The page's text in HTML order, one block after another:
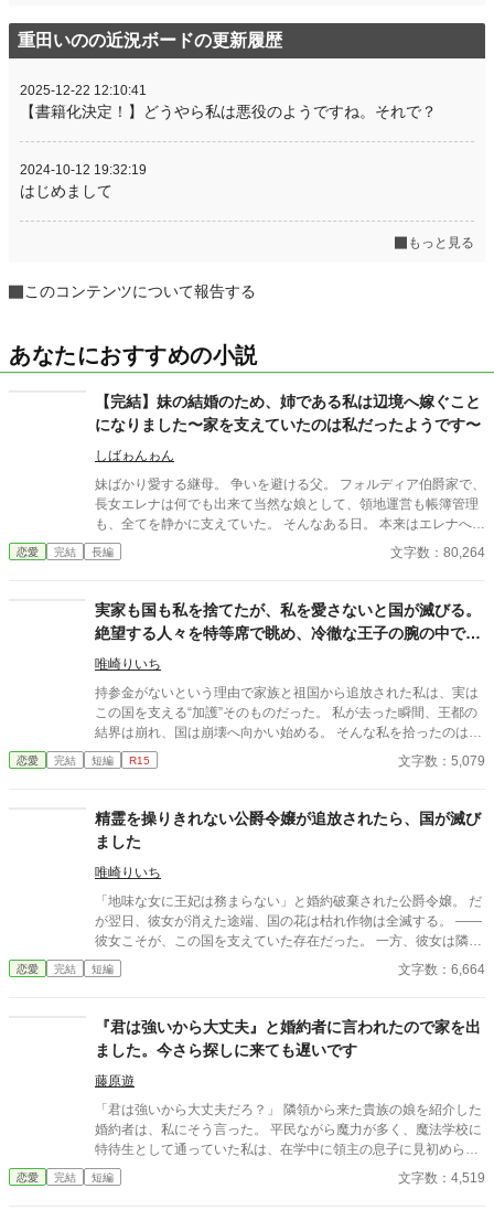
重田いのの近況ボードの更新履歴
2025-12-22 12:10:41
【書籍化決定！】どうやら私は悪役のようですね。それで？
2024-10-12 19:32:19
はじめまして
もっと見る
このコンテンツについて報告する
あなたにおすすめの小説
【完結】妹の結婚のため、姉である私は辺境へ嫁ぐこと
になりました〜家を支えていたのは私だったようです〜
しばゎんゎん
妹ばかり愛する継母。 争いを避ける父。 フォルディア伯爵家で、
長女エレナは何でも出来て当然な娘として、領地運営も帳簿管理
も、全てを静かに支えていた。 そんなある日。 本来はエレナへの
縁談だった侯爵家との婚約は、妹へ譲られることになる。 代わり
に与えられたのは、田舎と噂される辺境伯家への嫁入り。 けれ
は、エレナの価値を正しく見抜いていた。 これは、便利な娘とし
て扱われていた令嬢が、初めてあなたが必要だと言われるまでの
物語。
恋愛 完結 長編 文字数：80,264
実家も国も私を捨てたが、私を愛さないと国が滅びる。
絶望する人々を特等席で眺め、冷徹な王子の腕の中で思
考停止する。
唯崎りいち
持参金がないという理由で家族と祖国から追放された私は、実は
この国を支える“加護”そのものだった。 私が去った瞬間、王都の
結界は崩れ、国は崩壊へ向かい始める。 そんな私を拾ったのは、
冷徹と噂される隣国の王子。 「やっと見つけた。お前は俺のもの
だ」 捨てられたはずの私は、気づけば滅びゆく祖国を背に、彼の
恋愛 完結 短編 R15 文字数：5,079
精霊を操りきれない公爵令嬢が追放されたら、国が滅び
ました
唯崎りいち
「地味な女に王妃は務まらない」と婚約破棄された公爵令嬢。 だ
が翌日、彼女が消えた途端、国の花は枯れ作物は全滅する。 ――
彼女こそが、この国を支えていた存在だった。 一方、彼女は隣国
で“氷の将軍”に溺愛されていた。 手遅れになってから縋る王子と
滅びゆく国をよそに、彼女は初めての恋を知る。
恋愛 完結 短編 文字数：6,664
『君は強いから大丈夫』と婚約者に言われたので家を出
ました。今さら探しに来ても遅いです
藤原遊
「君は強いから大丈夫だろ？」 隣領から来た貴族の娘を紹介した
婚約者は、私にそう言った。 平民ながら魔力が多く、魔法学校に
特待生として通っていた私は、在学中に領主の息子に見初められ
た。 「君の力なら、この街を守れる。一緒に守ろう」 そう言われ
て彼の領地に来て、婚約した。 それから数年。 街にはほとんど魔
恋愛 完結 短編 文字数：4,519